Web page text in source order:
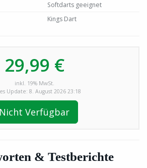
Softdarts geeignet
Kings Dart
29,99 €
inkl. 19% MwSt.
Update: 8. August 2026 23:18
Nicht Verfügbar
& Testberichte